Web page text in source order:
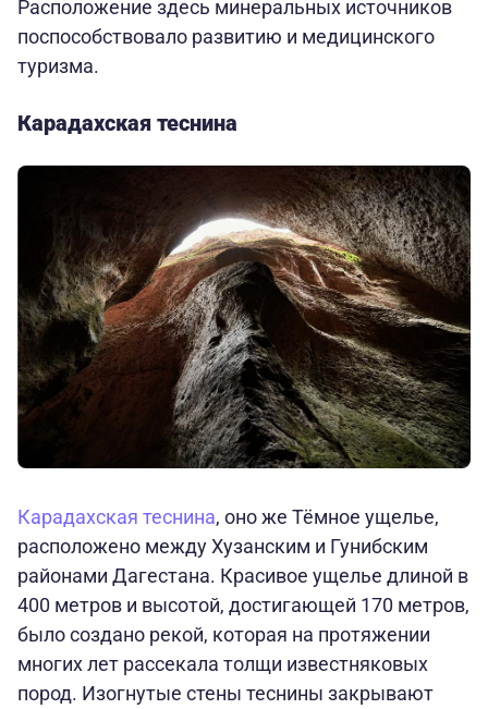
Расположение здесь минеральных источников
поспособствовало развитию и медицинского
туризма.
Карадахская теснина
Карадахская теснина, оно же Тёмное ущелье,
расположено между Хузанским и Гунибским
районами Дагестана. Красивое ущелье длиной в
400 метров и высотой, достигающей 170 метров,
было создано рекой, которая на протяжении
многих лет рассекала толщи известняковых
пород. Изогнутые стены теснины закрывают